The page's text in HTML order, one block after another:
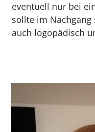
eventuell nur bei
sollte im
auch logopädisch